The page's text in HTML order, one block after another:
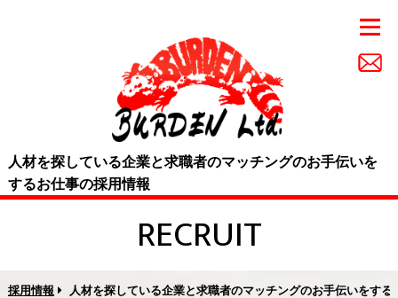
人材を探している企業と求職者のマッチングのお手伝いを
するお仕事の採用情報
RECRUIT
採用情報 人材を探している企業と求職者のマッチングのお手伝いをする